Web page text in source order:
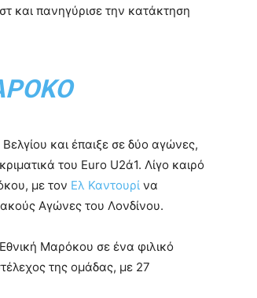
και πανηγύρισε την κατάκτηση
και έπαιξε σε δύο αγώνες,
του Euro U2ά1. Λίγο καιρό
με τον Ελ Καντουρί να
Αγώνες του Λονδίνου.
Μαρόκου σε ένα φιλικό
της ομάδας, με 27